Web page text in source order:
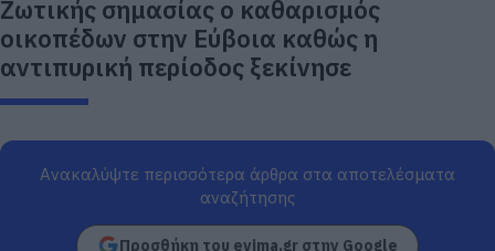
Ζωτικής σημασίας ο καθαρισμός
οικοπέδων στην Εύβοια καθώς η
αντιπυρική περίοδος ξεκίνησε
Ανακαλύψτε περισσότερα άρθρα στα αποτελέσματα
αναζήτησης
Προσθήκη του evima.gr στην Google